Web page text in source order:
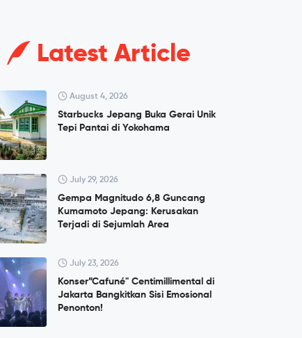
Latest Article
August 4, 2026
Starbucks Jepang Buka Gerai Unik
Tepi Pantai di Yokohama
July 29, 2026
Gempa Magnitudo 6,8 Guncang
Kumamoto Jepang: Kerusakan
Terjadi di Sejumlah Area
July 23, 2026
Konser”Cafuné" Centimillimental di
Jakarta Bangkitkan Sisi Emosional
Penonton!